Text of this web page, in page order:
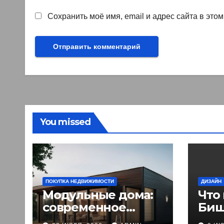
Сохранить моё имя, email и адрес сайта в
You missed
ПОКУПКА НЕДВИЖИМОСТИ
Модульные дома:
современное
решение для
ДИЗАЙН
Что